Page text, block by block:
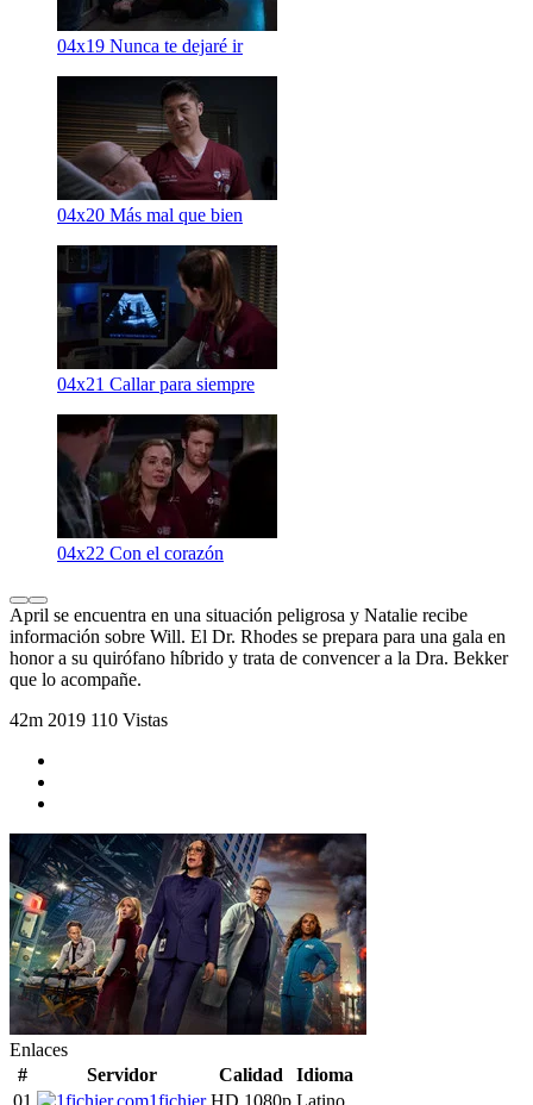
04x19 Nunca te dejaré ir
04x20 Más mal que bien
04x21 Callar para siempre
04x22 Con el corazón
April se encuentra en una situación peligrosa y Natalie recibe
información sobre Will. El Dr. Rhodes se prepara para una gala en
honor a su quirófano híbrido y trata de convencer a la Dra. Bekker
que lo acompañe.
42m 2019 110 Vistas
Enlaces
#
Servidor Calidad
Idioma
01
1fichier HD 1080p Latino